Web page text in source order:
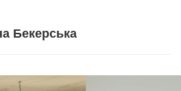
Бекерська